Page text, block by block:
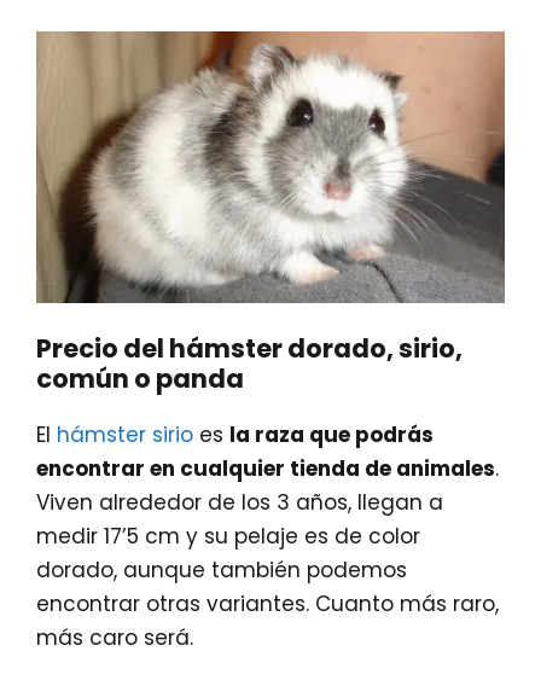
Precio del hámster dorado, sirio,
común o panda
El hámster sirio es la raza que podrás
encontrar en cualquier tienda de animales.
Viven alrededor de los 3 años, llegan a
medir 17’5 cm y su pelaje es de color
dorado, aunque también podemos
encontrar otras variantes. Cuanto más raro,
más caro será.